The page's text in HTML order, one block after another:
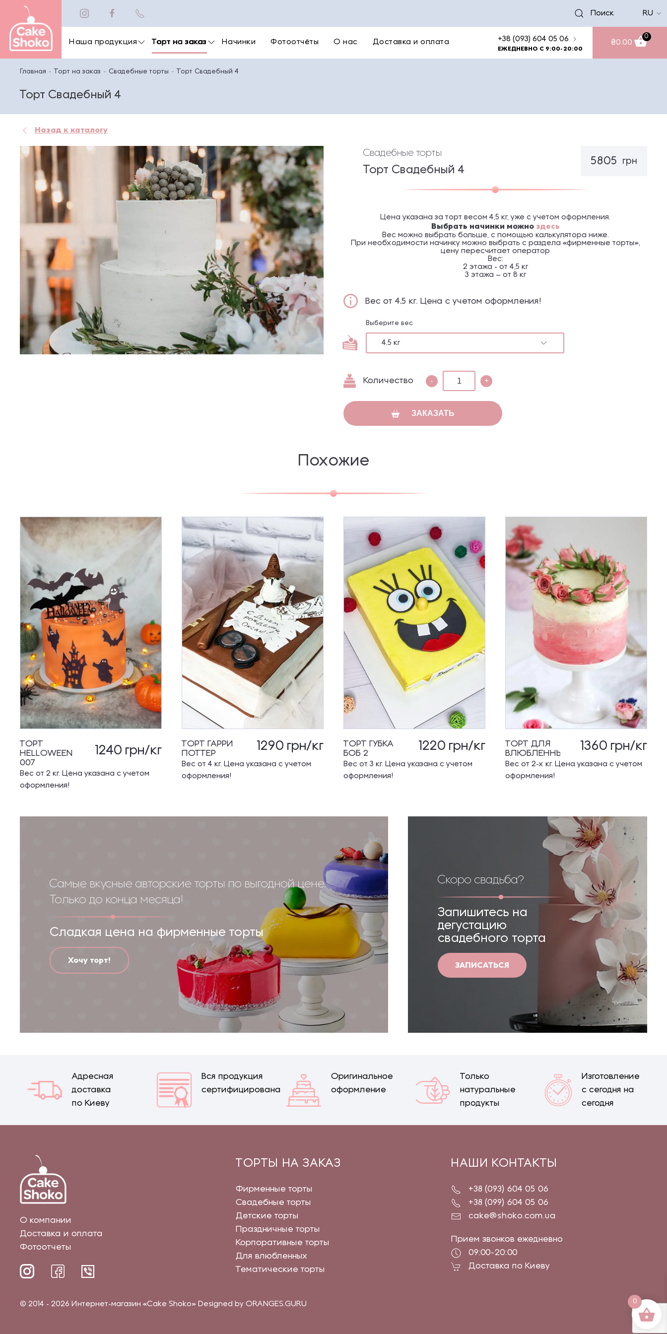
Поиск RU
Наша продукция Торт на заказ Начинки Фотоотчёты О нас Доставка и оплата
+38 (093) 604 05 06
ЕЖЕДНЕВНО С 9:00-20:00
₴0.00
0
Главная Торт на заказ Свадебные торты Торт Свадебный 4
Торт Свадебный 4
Назад к каталогу
Свадебные торты
Торт Свадебный 4
5805 грн
Цена указана за торт весом 4,5 кг, уже с учетом оформления.
Выбрать начинки можно здесь
Вес можно выбрать больше, с помощью калькулятора ниже.
При необходимости начинку можно выбрать с раздела «фирменные торты»,
цену пересчитает оператор
Вес:
2 этажа - от 4,5 кг
3 этажа – от 8 кг
Вес от 4,5 кг. Цена c учетом оформления!
Выберите вес
4.5 кг
Количество - +
ЗАКАЗАТЬ
Похожие
ТОРТ
HELLOWEEN
007
1240 грн/кг
Вес от 2 кг. Цена указана с учетом
оформления!
ТОРТ ГАРРИ
ПОТТЕР
1290 грн/кг
Вес от 4 кг. Цена указана с учетом
оформления!
ТОРТ ГУБКА
БОБ 2
1220 грн/кг
Вес от 3 кг. Цена указана с учетом
оформления!
ТОРТ ДЛЯ
ВЛЮБЛЕННЫХ
1360 грн/кг
Вес от 2-х кг. Цена указана с учетом
оформления!
Самые вкусные авторские торты по выгодной цене.
Только до конца месяца!
Сладкая цена на фирменные торты
Хочу торт!
Скоро свадьба?
Запишитесь на
дегустацию
свадебного торта
ЗАПИСАТЬСЯ
Адресная
доставка
по Киеву
Вся продукция
сертифицирована
Оригинальное
оформление
Только
натуральные
продукты
Изготовление
с сегодня на
сегодня
О компании
Доставка и оплата
Фотоотчеты
ТОРТЫ НА ЗАКАЗ
Фирменные торты
Свадебные торты
Детские торты
Праздничные торты
Корпоративные торты
Для влюбленных
Тематические торты
НАШИ КОНТАКТЫ
+38 (093) 604 05 06
+38 (099) 604 05 06
cake@shoko.com.ua
Прием звонков ежедневно
09:00-20:00
Доставка по Киеву
© 2014 - 2026 Интернет-магазин «Cake Shoko» Designed by ORANGES.GURU 0